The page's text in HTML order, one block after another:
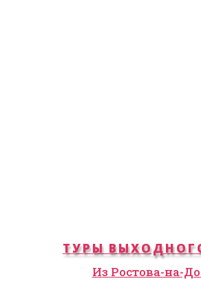
ТУРЫ
Из Ростова-на-